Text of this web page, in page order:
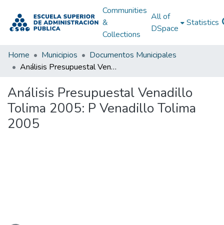
Communities
&
Collections
All of
DSpace
Statistics
Home Municipios
Documentos Municipales
Análisis Presupuestal Venadillo Tolima 2005: P Venadillo Tolima 2005
Análisis Presupuestal Venadillo
Tolima 2005: P Venadillo Tolima
2005